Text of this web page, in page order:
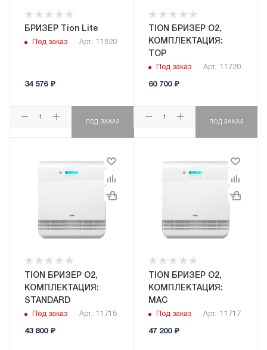
БРИЗЕР Tion Lite
Под заказ Арт.: 11820
34 576₽
ПОД ЗАКАЗ
TION БРИЗЕР O2,
КОМПЛЕКТАЦИЯ:
TOP
Под заказ Арт.: 11720
60 700₽
ПОД ЗАКАЗ
TION БРИЗЕР O2,
КОМПЛЕКТАЦИЯ:
STANDARD
Под заказ Арт.: 11718
43 800₽
TION БРИЗЕР O2,
КОМПЛЕКТАЦИЯ:
MAC
Под заказ Арт.: 11717
47 200₽